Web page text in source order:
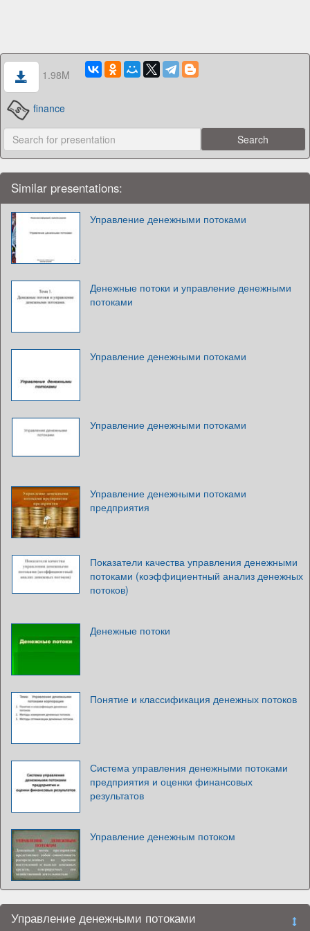
1.98M
finance
Similar presentations:
Управление денежными потоками
Денежные потоки и управление денежными
потоками
Управление денежными потоками
Управление денежными потоками
Управление денежными потоками
предприятия
Показатели качества управления денежными
потоками (коэффициентный анализ денежных
потоков)
Денежные потоки
Понятие и классификация денежных потоков
Система управления денежными потоками
предприятия и оценки финансовых
результатов
Управление денежным потоком
Управление денежными потоками